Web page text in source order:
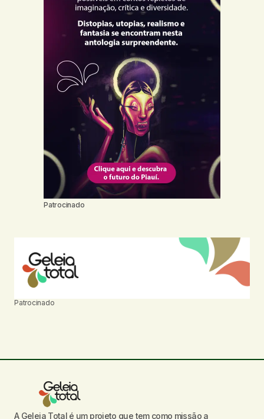
Patrocinado
Patrocinado
A Geleia Total é um projeto que tem como missão a